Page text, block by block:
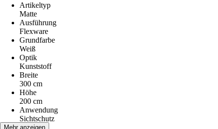
Artikeltyp
Matte
Ausführung
Flexware
Grundfarbe
Weiß
Optik
Kunststoff
Breite
300 cm
Höhe
200 cm
Anwendung
Sichtschutz
Material
Mehr anzeigen